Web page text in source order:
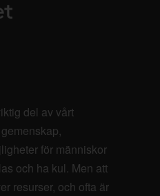
del av vårt
för människor
och ha kul. Men att
resurser, och ofta är